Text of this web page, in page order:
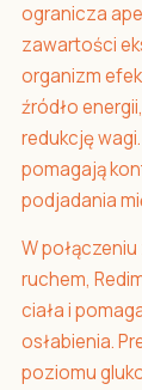
ogranicza
zawartości
organizm
źródło
redukcję
pomagają
podjadania
W
ruchem,
ciała i
osłabienia.
poziomu